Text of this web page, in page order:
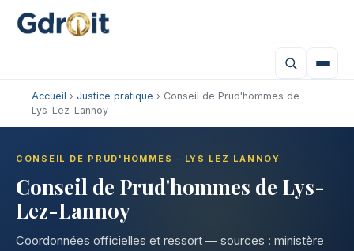
Accueil › Justice pratique › Conseil de Prud'hommes de
Lys-Lez-Lannoy
CONSEIL DE PRUD'HOMMES · LYS LEZ LANNOY
Conseil de Prud'hommes de Lys-
Lez-Lannoy
Coordonnées officielles et ressort — sources : ministère